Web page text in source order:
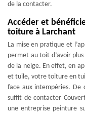
de la contacter.
Accéder et
toiture à Larchant
La mise en pratique et
permet au toit d’avoir
de la neige. En effet, en
et tuile, votre toiture en
face aux intempéries. De
suffit de contacter
une entreprise peinture